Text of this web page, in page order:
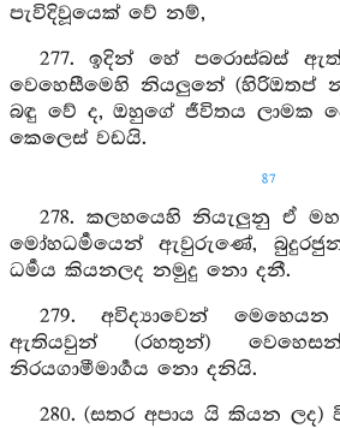
පැවිදිවූයෙක් වේ නම්,
277. ඉදින් හේ පරොස්බස්
වෙහෙසීමෙහි නියලුනේ (හිරිඔතප්
බඳු වේ ද, ඔහුගේ ජීවිතය ලාමක
කෙලෙස් වඩයි.
87
278. කලහයෙහි නියැලුනු ඒ
මෝහධර්‍මයෙන් ඇවුරුණේ,
ධර්‍මය කියනලද නමුදු නො දනී.
279. අවිද්‍යාවෙන්
ඇතියවුන් (රහතුන්)
නිරයගාමීමාර්‍ගය නො දනියි.
280. (සතර අපාය යි කියන